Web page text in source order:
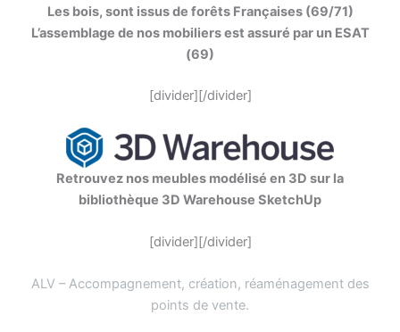
Les bois, sont issus de forêts Françaises (69/71)
L’assemblage de nos mobiliers est assuré par un ESAT
(69)
[divider][/divider]
Retrouvez nos meubles modélisé en 3D sur la
bibliothèque 3D Warehouse SketchUp
[divider][/divider]
ALV – Accompagnement, création, réaménagement des
points de vente.